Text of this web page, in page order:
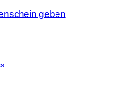
geben